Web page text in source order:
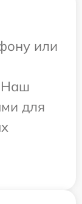
или
Наш
для